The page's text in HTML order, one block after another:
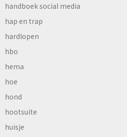
handboek social media
hap en trap
hardlopen
hbo
hema
hoe
hond
hootsuite
huisje